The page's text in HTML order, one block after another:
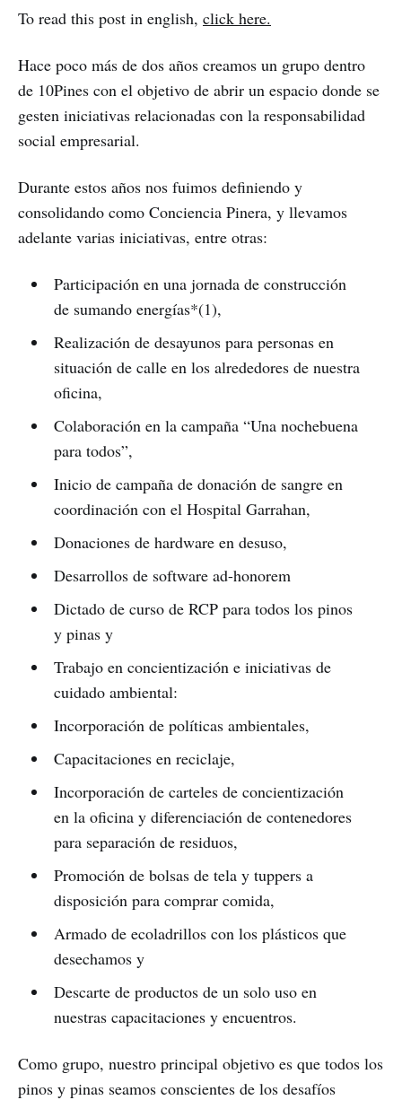
To read this post in english, click here.
Hace poco más de dos años creamos un grupo dentro
de 10Pines con el objetivo de abrir un espacio donde se
gesten iniciativas relacionadas con la responsabilidad
social empresarial.
Durante estos años nos fuimos definiendo y
consolidando como Conciencia Pinera, y llevamos
adelante varias iniciativas, entre otras:
Participación en una jornada de construcción
de sumando energías*(1),
Realización de desayunos para personas en
situación de calle en los alrededores de nuestra
oficina,
Colaboración en la campaña “Una nochebuena
para todos”,
Inicio de campaña de donación de sangre en
coordinación con el Hospital Garrahan,
Donaciones de hardware en desuso,
Desarrollos de software ad-honorem
Dictado de curso de RCP para todos los pinos
y pinas y
Trabajo en concientización e iniciativas de
cuidado ambiental:
Incorporación de políticas ambientales,
Capacitaciones en reciclaje,
Incorporación de carteles de concientización
en la oficina y diferenciación de contenedores
para separación de residuos,
Promoción de bolsas de tela y tuppers a
disposición para comprar comida,
Armado de ecoladrillos con los plásticos que
desechamos y
Descarte de productos de un solo uso en
nuestras capacitaciones y encuentros.
Como grupo, nuestro principal objetivo es que todos los
pinos y pinas seamos conscientes de los desafíos